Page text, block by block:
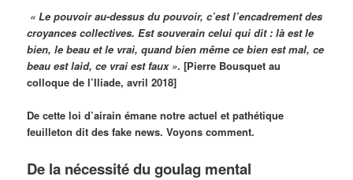
« Le pouvoir au-dessus du pouvoir, c’est l’encadrement des
croyances collectives. Est souverain celui qui dit : là est le
bien, le beau et le vrai, quand bien même ce bien est mal, ce
beau est laid, ce vrai est faux ». [Pierre Bousquet au
colloque de l’Iliade, avril 2018]
De cette loi d’airain émane notre actuel et pathétique
feuilleton dit des fake news. Voyons comment.
De la nécessité du goulag mental